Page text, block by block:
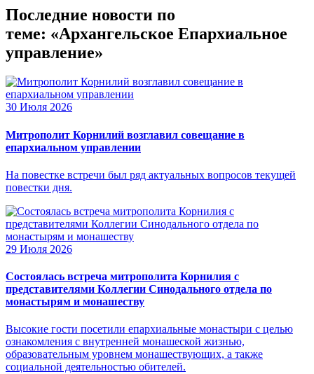
Последние новости по
теме: «Архангельское Епархиальное
управление»
30 Июля 2026
Митрополит Корнилий возглавил совещание в
епархиальном управлении
На повестке встречи был ряд актуальных вопросов текущей
повестки дня.
29 Июля 2026
Состоялась встреча митрополита Корнилия с
представителями Коллегии Синодального отдела по
монастырям и монашеству
Высокие гости посетили епархиальные монастыри с целью
ознакомления с внутренней монашеской жизнью,
образовательным уровнем монашествующих, а также
социальной деятельностью обителей.